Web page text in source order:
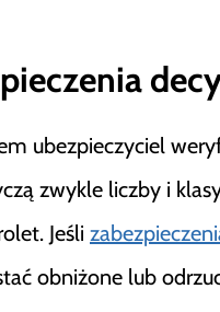
ubezpieczyciel
zwykle liczby i
Jeśli
obniżone lub